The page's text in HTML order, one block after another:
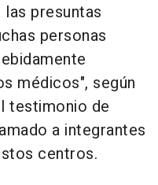
presuntas
personas
médicos", según
testimonio de
a integrantes
centros.